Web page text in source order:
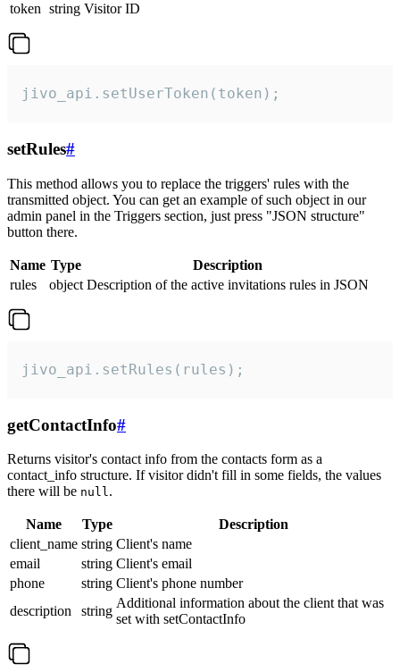
token string Visitor ID
jivo_api.setUserToken(token);
setRules#
This method allows you to replace the triggers' rules with the
transmitted object. You can get an example of such object in our
admin panel in the Triggers section, just press "JSON structure"
button there.
Name Type
Description
rules
object Description of the active invitations rules in JSON
jivo_api.setRules(rules);
getContactInfo#
Returns visitor's contact info from the contacts form as a
contact_info structure. If visitor didn't fill in some fields, the values
there will be null.
Name Type
Description
client_name string Client's name
email
string Client's email
phone
string Client's phone number
description
string
Additional information about the client that was
set with setContactInfo